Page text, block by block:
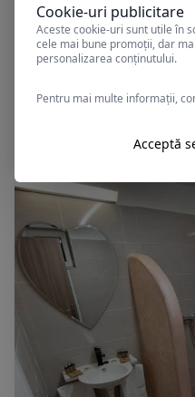
2
Cookie-uri publicitare
Aceste cookie-uri sunt utile în
cele mai bune promoții, dar
personalizarea conținutului.
Pentru mai multe informații,
Acceptă